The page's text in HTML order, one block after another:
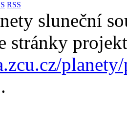
RSS
sluneční
stránky